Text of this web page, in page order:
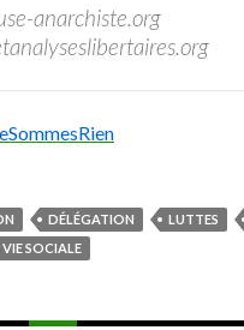
anarchiste.org
DÉLÉGATION LUTTES
VIE SOCIALE